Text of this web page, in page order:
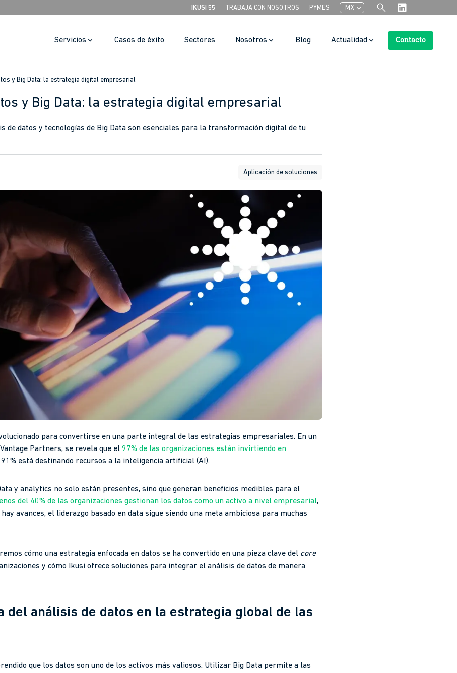
IKUSI 55 TRABAJA CON NOSOTROS PYMES MXchevron_left search
Servicios Casos de éxito Sectores Nosotros Blog Actualidad Contacto
y Big Data: la estrategia digital empresarial
y Big Data: la estrategia digital empresarial
de datos y tecnologías de Big Data son esenciales para la transformación digital de tu
Aplicación de soluciones
para convertirse en una parte integral de las estrategias empresariales. En un
Partners, se revela que el 97% de las organizaciones están invirtiendo en
91% está destinando recursos a la inteligencia artificial (AI).
y analytics no solo están presentes, sino que generan beneficios medibles para el
del 40% de las organizaciones gestionan los datos como un activo a nivel empresarial,
hay avances, el liderazgo basado en data sigue siendo una meta ambiciosa para muchas
cómo una estrategia enfocada en datos se ha convertido en una pieza clave del core
y cómo Ikusi ofrece soluciones para integrar el análisis de datos de manera
del análisis de datos en la estrategia global de las
que los datos son uno de los activos más valiosos. Utilizar Big Data permite a las